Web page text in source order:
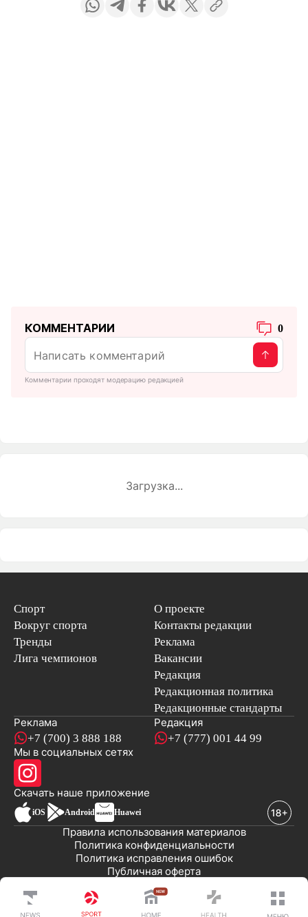
КОММЕНТАРИИ 0
Комментарии проходят модерацию редакцией
Загрузка...
Спорт
Вокруг спорта
Тренды
Лига чемпионов
О проекте
Контакты редакции
Реклама
Вакансии
Редакция
Редакционная политика
Редакционные стандарты
Реклама
+7 (700) 3 888 188
Редакция
+7 (777) 001 44 99
Мы в социальных сетях
Скачать наше приложениеновостей
iOS Android Huawei
Публичная оферта
Политика исправления ошибок
Политика конфиденциальности
Правила использования материалов
© 2008-2026 ТОО «EML»